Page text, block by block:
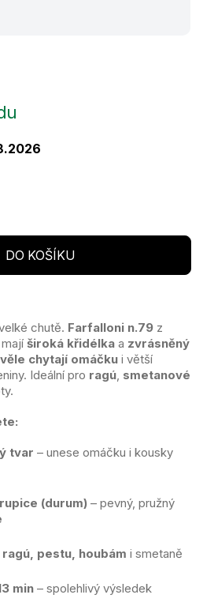
chutě. Farfalloni n.79 z
mají široká křidélka a zvrásněný
chytají omáčku i větší
Ideální pro ragú, smetanové
tvar – unese omáčku i kousky
(durum) – pevný, pružný
ragú, pestu, houbám i smetaně
min – spolehlivý výsledek